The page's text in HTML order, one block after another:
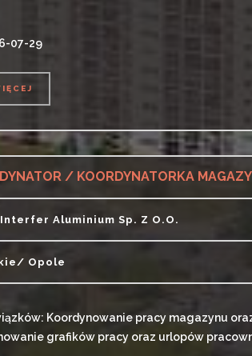
07-29
/ KOORDYNATORKA
Aluminium Sp. Z O.o.
Opole
Koordynowanie pracy magazynu
grafików pracy oraz urlopów